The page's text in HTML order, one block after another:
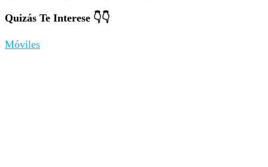
Quizás Te Interese 👇👇
Móviles